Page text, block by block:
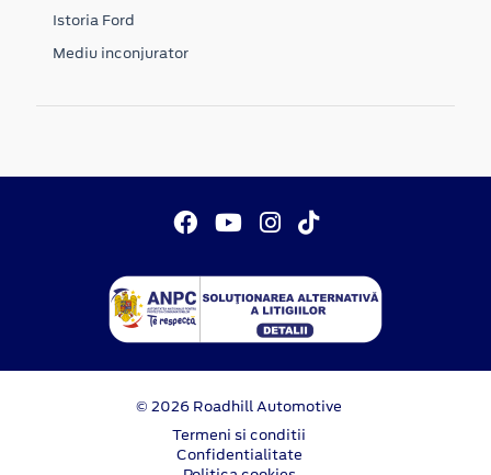
Istoria Ford
Mediu inconjurator
© 2026 Roadhill Automotive
Termeni si conditii
Confidentialitate